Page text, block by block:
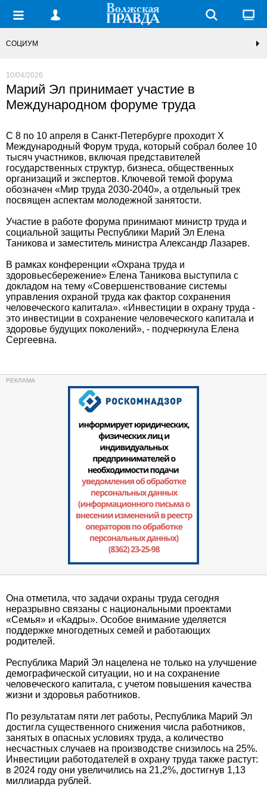
СОЦИУМ
10/04/2026
Марий Эл принимает участие в
Международном форуме труда
С 8 по 10 апреля в Санкт-Петербурге проходит X
Международный Форум труда, который собрал более 10
тысяч участников, включая представителей
государственных структур, бизнеса, общественных
организаций и экспертов. Ключевой темой форума
обозначен «Мир труда 2030-2040», а отдельный трек
посвящен аспектам молодежной занятости.
Участие в работе форума принимают министр труда и
социальной защиты Республики Марий Эл Елена
Таникова и заместитель министра Александр Лазарев.
В рамках конференции «Охрана труда и
здоровьесбережение» Елена Таникова выступила с
докладом на тему «Совершенствование системы
управления охраной труда как фактор сохранения
человеческого капитала». «Инвестиции в охрану труда -
это инвестиции в сохранение человеческого капитала и
здоровье будущих поколений», - подчеркнула Елена
Сергеевна.
Она отметила, что задачи охраны труда сегодня
неразрывно связаны с национальными проектами
«Семья» и «Кадры». Особое внимание уделяется
поддержке многодетных семей и работающих
родителей.
Республика Марий Эл нацелена не только на улучшение
демографической ситуации, но и на сохранение
человеческого капитала, с учетом повышения качества
жизни и здоровья работников.
По результатам пяти лет работы, Республика Марий Эл
достигла существенного снижения числа работников,
занятых в опасных условиях труда, а количество
несчастных случаев на производстве снизилось на 25%.
Инвестиции работодателей в охрану труда также растут:
в 2024 году они увеличились на 21,2%, достигнув 1,13
миллиарда рублей.